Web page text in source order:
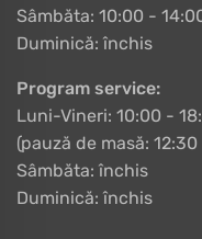
Sâmbăta: 10:00 -
Duminică: închis
Program service:
Luni-Vineri: 10:00 -
(pauză de masă:
Sâmbăta: închis
Duminică: închis